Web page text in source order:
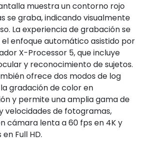
muestra un contorno rojo
se graba, indicando visualmente
La experiencia de grabación se
enfoque automático asistido por
X-Processor 5, que incluye
y reconocimiento de sujetos.
ofrece dos modos de log
gradación de color en
y permite una amplia gama de
velocidades de fotogramas,
cámara lenta a 60 fps en 4K y
Full HD.